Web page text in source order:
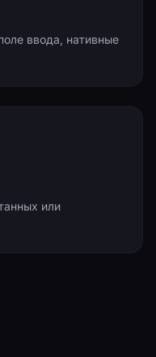
ввода, нативные
или